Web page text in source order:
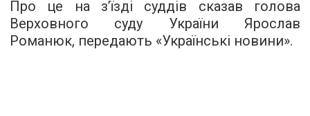
Про це на з’їзді суддів сказав голова
Верховного суду України Ярослав
Романюк, передають «Українські новини».